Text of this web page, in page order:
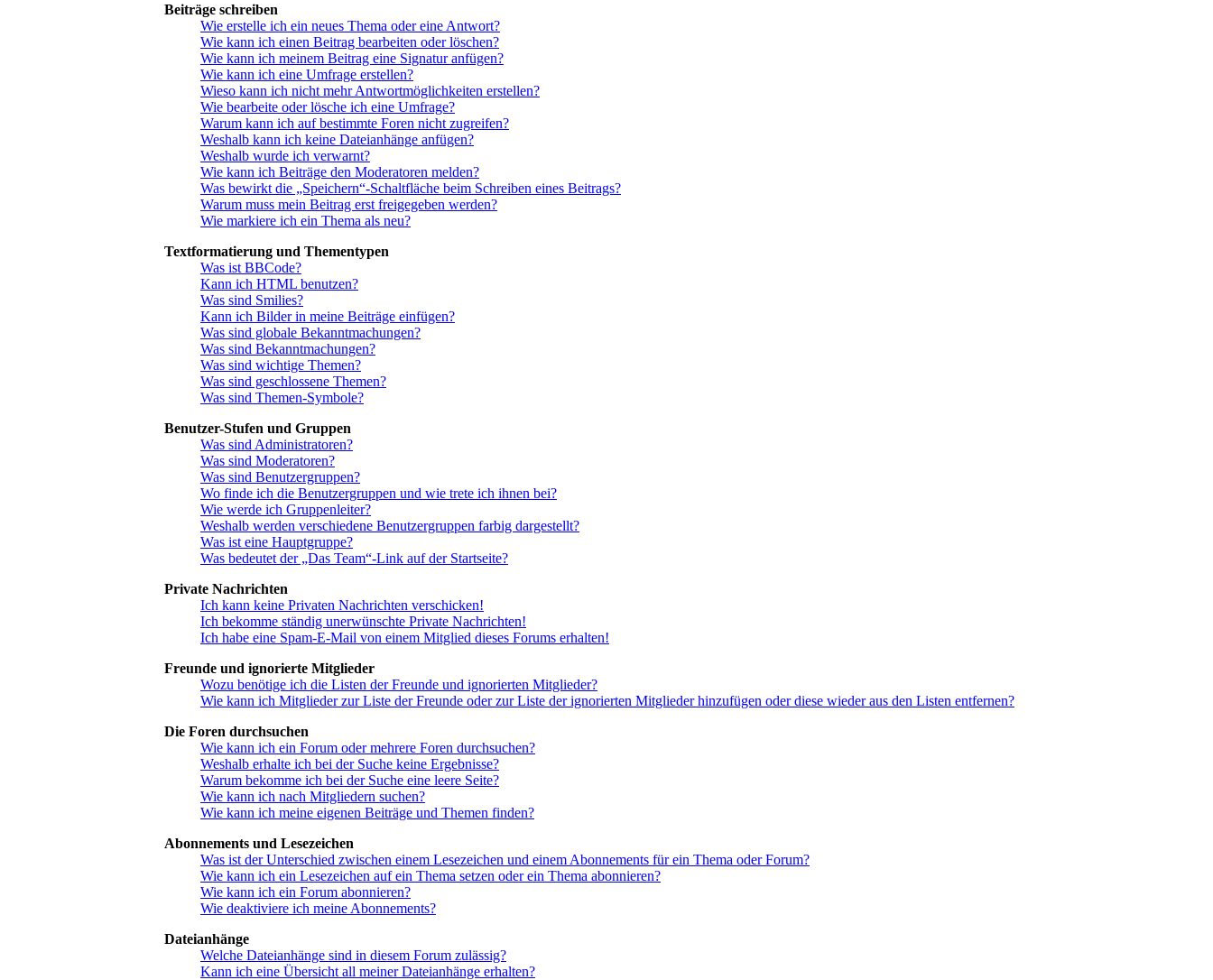
Beiträge schreiben
Wie erstelle ich ein neues Thema oder eine Antwort?
Wie kann ich einen Beitrag bearbeiten oder löschen?
Wie kann ich meinem Beitrag eine Signatur anfügen?
Wie kann ich eine Umfrage erstellen?
Wieso kann ich nicht mehr Antwortmöglichkeiten erstellen?
Wie bearbeite oder lösche ich eine Umfrage?
Warum kann ich auf bestimmte Foren nicht zugreifen?
Weshalb kann ich keine Dateianhänge anfügen?
Weshalb wurde ich verwarnt?
Wie kann ich Beiträge den Moderatoren melden?
Was bewirkt die „Speichern“-Schaltfläche beim Schreiben eines Beitrags?
Warum muss mein Beitrag erst freigegeben werden?
Wie markiere ich ein Thema als neu?
Textformatierung und Thementypen
Was ist BBCode?
Kann ich HTML benutzen?
Was sind Smilies?
Kann ich Bilder in meine Beiträge einfügen?
Was sind globale Bekanntmachungen?
Was sind Bekanntmachungen?
Was sind wichtige Themen?
Was sind geschlossene Themen?
Was sind Themen-Symbole?
Benutzer-Stufen und Gruppen
Was sind Administratoren?
Was sind Moderatoren?
Was sind Benutzergruppen?
Wo finde ich die Benutzergruppen und wie trete ich ihnen bei?
Wie werde ich Gruppenleiter?
Weshalb werden verschiedene Benutzergruppen farbig dargestellt?
Was ist eine Hauptgruppe?
Was bedeutet der „Das Team“-Link auf der Startseite?
Private Nachrichten
Ich kann keine Privaten Nachrichten verschicken!
Ich bekomme ständig unerwünschte Private Nachrichten!
Ich habe eine Spam-E-Mail von einem Mitglied dieses Forums erhalten!
Freunde und ignorierte Mitglieder
Wozu benötige ich die Listen der Freunde und ignorierten Mitglieder?
Wie kann ich Mitglieder zur Liste der Freunde oder zur Liste der ignorierten Mitglieder hinzufügen oder diese wieder aus den Listen entfernen?
Die Foren durchsuchen
Wie kann ich ein Forum oder mehrere Foren durchsuchen?
Weshalb erhalte ich bei der Suche keine Ergebnisse?
Warum bekomme ich bei der Suche eine leere Seite?
Wie kann ich nach Mitgliedern suchen?
Wie kann ich meine eigenen Beiträge und Themen finden?
Abonnements und Lesezeichen
Was ist der Unterschied zwischen einem Lesezeichen und einem Abonnements für ein Thema oder Forum?
Wie kann ich ein Lesezeichen auf ein Thema setzen oder ein Thema abonnieren?
Wie kann ich ein Forum abonnieren?
Wie deaktiviere ich meine Abonnements?
Dateianhänge
Welche Dateianhänge sind in diesem Forum zulässig?
Kann ich eine Übersicht all meiner Dateianhänge erhalten?